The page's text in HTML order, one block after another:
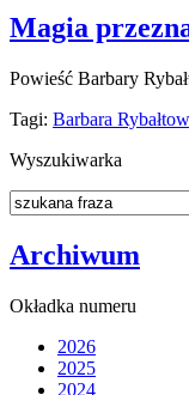
Magia
Powieść Barbary
Tagi: Barbara
Wyszukiwarka
Archiwum
Okładka numeru
2026
2025
2024